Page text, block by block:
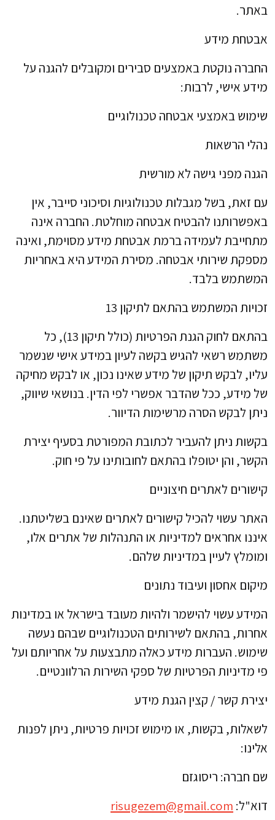
באתר.
אבטחת מידע
החברה נוקטת באמצעים סבירים ומקובלים להגנה על
מידע אישי, לרבות:
שימוש באמצעי אבטחה טכנולוגיים
נהלי הרשאות
הגנה מפני גישה לא מורשית
עם זאת, בשל מגבלות טכנולוגיות וסיכוני סייבר, אין
באפשרותנו להבטיח אבטחה מוחלטת. החברה אינה
מתחייבת לעמידה ברמת אבטחת מידע מסוימת, ואינה
מספקת שירותי אבטחה. מסירת המידע היא באחריות
המשתמש בלבד.
זכויות המשתמש בהתאם לתיקון 13
בהתאם לחוק הגנת הפרטיות (כולל תיקון 13), כל
משתמש רשאי להגיש בקשה לעיון במידע אישי שנשמר
עליו, לבקש תיקון של מידע שאינו נכון, או לבקש מחיקה
של מידע, ככל שהדבר אפשרי לפי הדין. בנושאי שיווק,
ניתן לבקש הסרה מרשימות הדיוור.
בקשות ניתן להעביר לכתובת המפורטת בסעיף יצירת
הקשר, והן יטופלו בהתאם לחובותינו על פי חוק.
קישורים לאתרים חיצוניים
האתר עשוי להכיל קישורים לאתרים שאינם בשליטתנו.
איננו אחראים למדיניות או התנהלות של אתרים אלו,
ומומלץ לעיין במדיניות שלהם.
מיקום אחסון ועיבוד נתונים
המידע עשוי להישמר ולהיות מעובד בישראל או במדינות
אחרות, בהתאם לשירותים הטכנולוגיים שבהם נעשה
שימוש. העברות מידע כאלה מתבצעות על אחריותם ועל
פי מדיניות הפרטיות של ספקי השירות הרלוונטיים.
יצירת קשר / קצין הגנת מידע
לשאלות, בקשות, או מימוש זכויות פרטיות, ניתן לפנות
אלינו:
שם חברה: ריסוגזם
דוא"ל: risugezem@gmail.com